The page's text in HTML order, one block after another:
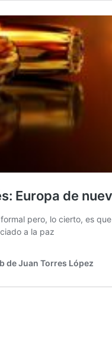
Europa de
pero, lo cierto, es
a la paz
de Juan Torres López